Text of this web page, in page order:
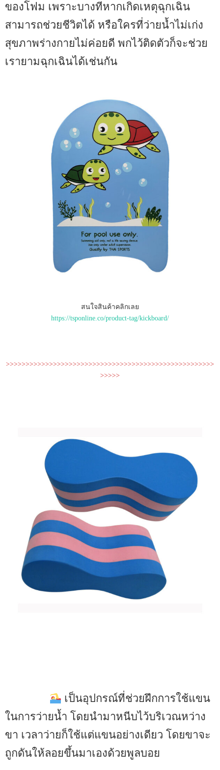
ของโฟม เพราะบางทีหากเกิดเหตุฉุกเฉิน
สามารถช่วยชีวิตได้ หรือใครที่ว่ายน้ำไม่เก่ง
สุขภาพร่างกายไม่ค่อยดี พกไว้ติดตัวก็จะช่วย
เรายามฉุกเฉินได้เช่นกัน
สนใจสินค้าคลิกเลย
https://tsponline.co/product-tag/kickboard/
>>>>>>>>>>>>>>>>>>>>>>>>>>>>>>>>>>>>>>>>>>>>>>>>>>>>>
>>>>>
เป็นอุปกรณ์ที่ช่วยฝึกการใช้แขน
ในการว่ายน้ำ โดยนำมาหนีบไว้บริเวณหว่าง
ขา เวลาว่ายก็ใช้แต่แขนอย่างเดียว โดยขาจะ
ถูกดันให้ลอยขึ้นมาเองด้วยพูลบอย